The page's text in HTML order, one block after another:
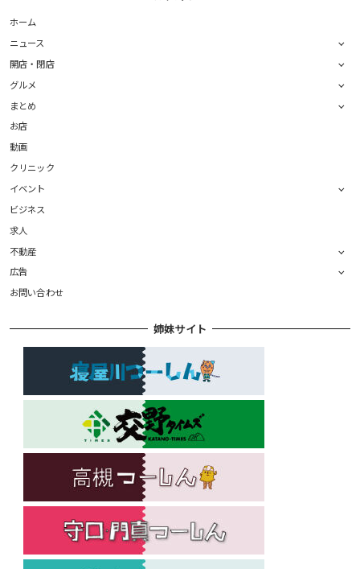
ホーム
ニュース
開店・閉店
グルメ
まとめ
お店
動画
クリニック
イベント
ビジネス
求人
不動産
広告
お問い合わせ
姉妹サイト